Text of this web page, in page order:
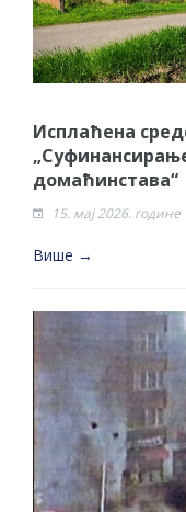
Исплаћена
домаћинстава“
15. мај 2026. године
Више →